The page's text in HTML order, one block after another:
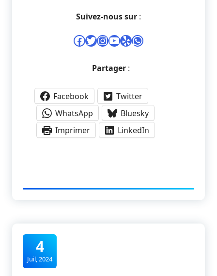
Suivez-nous sur :
Facebook
Twitter
Instagram
YouTube
YelpWhatsApp
Partager :
Facebook
Twitter
WhatsApp
Bluesky
Imprimer
LinkedIn
4
Juil, 2024